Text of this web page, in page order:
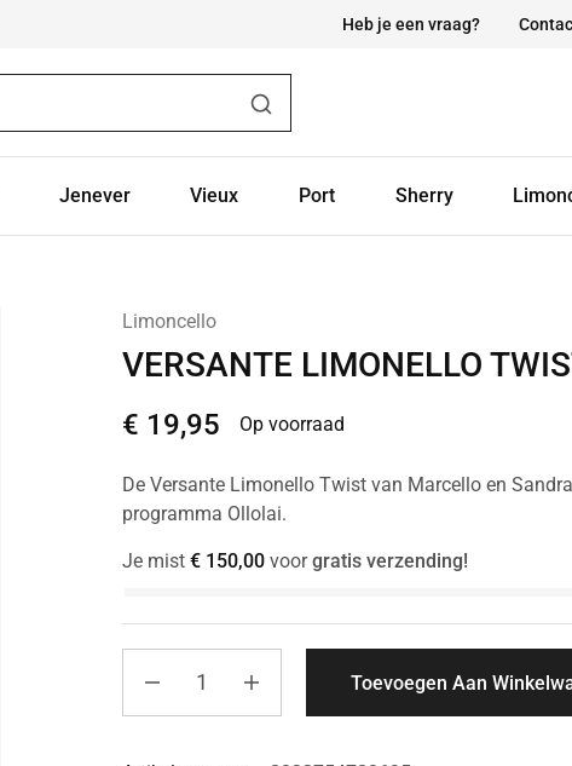
Heb je een vraag?
Jenever Vieux Port Sherry
Limoncello
VERSANTE LIMONELLO
€ 19,95 Op voorraad
De Versante Limonello Twist van Marcello en
programma Ollolai.
Je mist €150,00voorgratis verzending!
Toevoegen Aan